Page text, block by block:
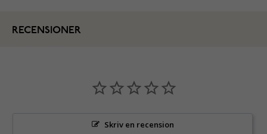
RECENSIONER
Skriv en recension